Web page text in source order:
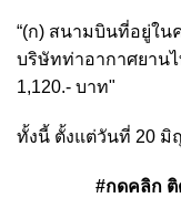
“(ก) สนามบินที่อยู่ใน
บริษัทท่าอากาศยาน
1,120.- บาท"
ทั้งนี้ ตั้งแต่วันที่ 20 มิ
#กดคลิก ติ